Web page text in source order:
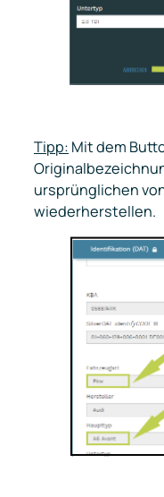
Tipp: Mit dem
ursprünglichen
wiederherstellen.